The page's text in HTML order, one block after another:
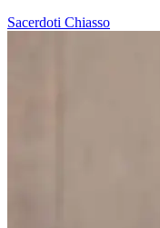
Sacerdoti Chiasso